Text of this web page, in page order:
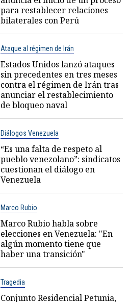
para restablecer relaciones
bilaterales con Perú
Ataque al régimen de Irán
Estados Unidos lanzó ataques
sin precedentes en tres meses
contra el régimen de Irán tras
anunciar el restablecimiento
de bloqueo naval
Diálogos Venezuela
“Es una falta de respeto al
pueblo venezolano”: sindicatos
cuestionan el diálogo en
Venezuela
Marco Rubio
Marco Rubio habla sobre
elecciones en Venezuela: "En
algún momento tiene que
haber una transición"
Tragedia
Conjunto Residencial Petunia,